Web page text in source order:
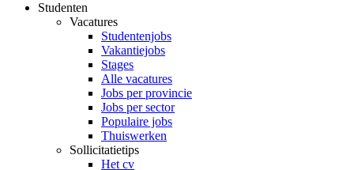
Studenten
Vacatures
Studentenjobs
Vakantiejobs
Stages
Alle vacatures
Jobs per provincie
Jobs per sector
Populaire jobs
Thuiswerken
Sollicitatietips
Het cv